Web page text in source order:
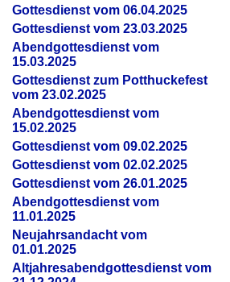
Gottesdienst vom 06.04.2025
Gottesdienst vom 23.03.2025
Abendgottesdienst vom
15.03.2025
Gottesdienst zum Potthuckefest
vom 23.02.2025
Abendgottesdienst vom
15.02.2025
Gottesdienst vom 09.02.2025
Gottesdienst vom 02.02.2025
Gottesdienst vom 26.01.2025
Abendgottesdienst vom
11.01.2025
Neujahrsandacht vom
01.01.2025
Altjahresabendgottesdienst vom